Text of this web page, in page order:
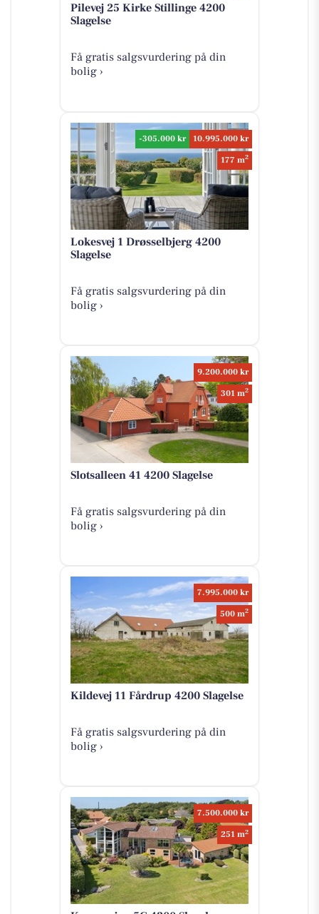
Pilevej 25 Kirke Stillinge 4200
Slagelse
Få gratis salgsvurdering på din
bolig ›
-305.000 kr
10.995.000 kr
177 m2
Lokesvej 1 Drøsselbjerg 4200
Slagelse
Få gratis salgsvurdering på din
bolig ›
9.200.000 kr
301 m2
Slotsalleen 41 4200 Slagelse
Få gratis salgsvurdering på din
bolig ›
7.995.000 kr
500 m2
Kildevej 11 Fårdrup 4200 Slagelse
Få gratis salgsvurdering på din
bolig ›
7.500.000 kr
251 m2